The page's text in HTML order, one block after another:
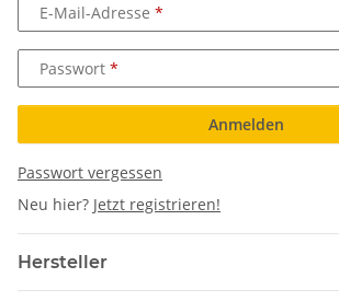
E-Mail-Adresse
Passwort
Anmelden
Passwort vergessen
Neu hier? Jetzt registrieren!
Hersteller